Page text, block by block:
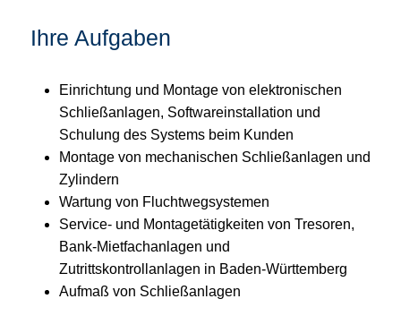
Ihre Aufgaben
Einrichtung und Montage von elektronischen
Schließanlagen, Softwareinstallation und
Schulung des Systems beim Kunden
Montage von mechanischen Schließanlagen und
Zylindern
Wartung von Fluchtwegsystemen
Service- und Montagetätigkeiten von Tresoren,
Bank-Mietfachanlagen und
Zutrittskontrollanlagen in Baden-Württemberg
Aufmaß von Schließanlagen